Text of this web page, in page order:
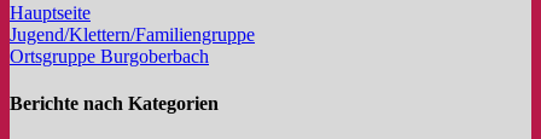
Hauptseite
Jugend/Klettern/Familiengruppe
Ortsgruppe Burgoberbach
Berichte nach Kategorien